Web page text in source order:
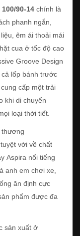
90-14 chính là
phanh ngắn,
êm ái thoải mái
cua ở tốc độ cao
Groove Design
lốp bánh trước
cấp một trải
khi di chuyển
loại thời tiết.
thương
vời về chất
Aspira nổi tiếng
anh em chơi xe,
ăn định cực
phẩm được đa
sản xuất ở